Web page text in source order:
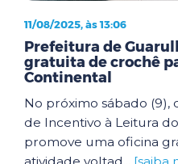
11/08/2025, às 13:06
Prefeitura de
gratuita de crochê
Continental
No próximo sábado (9),
de Incentivo à Leitura
promove uma oficina
atividade voltad... [saiba